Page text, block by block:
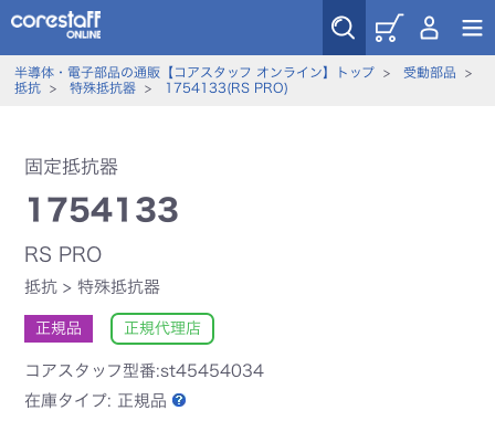
半導体・電子部品の通販【コアスタッフ オンライン】トップ> 受動部品 >
抵抗> 特殊抵抗器> 1754133(RS PRO)
固定抵抗器
1754133
RS PRO
抵抗 >特殊抵抗器
正規品 正規代理店
コアスタッフ型番:st45454034
在庫タイプ: 正規品